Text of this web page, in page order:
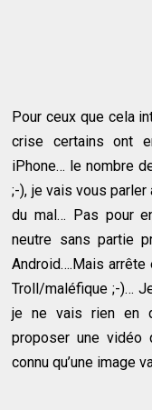
Pour ceux que cela
crise certains ont
iPhone… le nombre
;-), je vais vous parler
du mal… Pas pour
neutre sans partie
Android….Mais arrête
Troll/maléfique ;-)…
je ne vais rien en
proposer une
connu qu’une image